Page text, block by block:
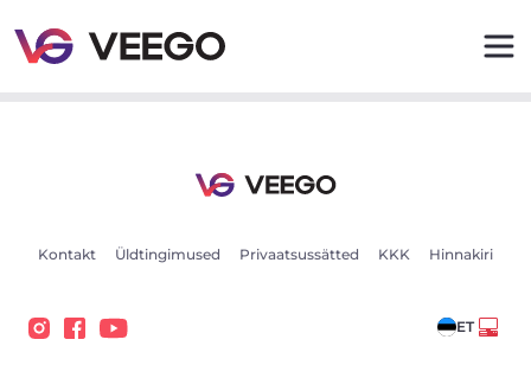
Kontakt Üldtingimused Privaatsussätted KKK Hinnakiri
ET